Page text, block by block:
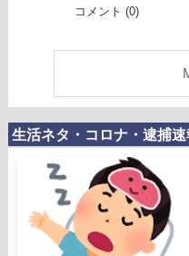
コメント (0)
生活ネタ・コロナ・逮捕